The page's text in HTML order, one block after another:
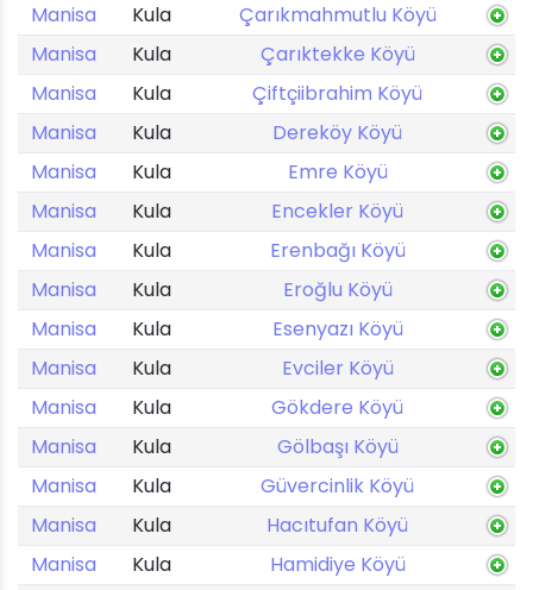
Manisa
Kula
Çarıkmahmutlu Köyü
Manisa
Kula
Çarıktekke Köyü
Manisa
Kula
Çiftçiibrahim Köyü
Manisa
Kula
Dereköy Köyü
Manisa
Kula
Emre Köyü
Manisa
Kula
Encekler Köyü
Manisa
Kula
Erenbağı Köyü
Manisa
Kula
Eroğlu Köyü
Manisa
Kula
Esenyazı Köyü
Manisa
Kula
Evciler Köyü
Manisa
Kula
Gökdere Köyü
Manisa
Kula
Gölbaşı Köyü
Manisa
Kula
Güvercinlik Köyü
Manisa
Kula
Hacıtufan Köyü
Manisa
Kula
Hamidiye Köyü